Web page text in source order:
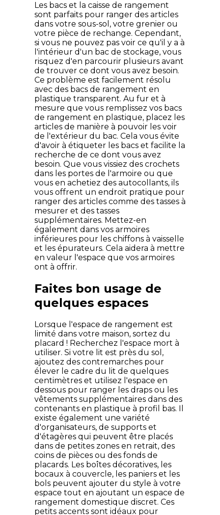
Les bacs et la caisse de rangement
sont parfaits pour ranger des articles
dans votre sous-sol, votre grenier ou
votre pièce de rechange. Cependant,
si vous ne pouvez pas voir ce qu'il y a à
l'intérieur d'un bac de stockage, vous
risquez d'en parcourir plusieurs avant
de trouver ce dont vous avez besoin.
Ce problème est facilement résolu
avec des bacs de rangement en
plastique transparent. Au fur et à
mesure que vous remplissez vos bacs
de rangement en plastique, placez les
articles de manière à pouvoir les voir
de l'extérieur du bac. Cela vous évite
d'avoir à étiqueter les bacs et facilite la
recherche de ce dont vous avez
besoin. Que vous vissiez des crochets
dans les portes de l'armoire ou que
vous en achetiez des autocollants, ils
vous offrent un endroit pratique pour
ranger des articles comme des tasses à
mesurer et des tasses
supplémentaires. Mettez-en
également dans vos armoires
inférieures pour les chiffons à vaisselle
et les épurateurs. Cela aidera à mettre
en valeur l'espace que vos armoires
ont à offrir.
Faites bon usage de
quelques espaces
Lorsque l'espace de rangement est
limité dans votre maison, sortez du
placard ! Recherchez l'espace mort à
utiliser. Si votre lit est près du sol,
ajoutez des contremarches pour
élever le cadre du lit de quelques
centimètres et utilisez l'espace en
dessous pour ranger les draps ou les
vêtements supplémentaires dans des
contenants en plastique à profil bas. Il
existe également une variété
d'organisateurs, de supports et
d'étagères qui peuvent être placés
dans de petites zones en retrait, des
coins de pièces ou des fonds de
placards. Les boîtes décoratives, les
bocaux à couvercle, les paniers et les
bols peuvent ajouter du style à votre
espace tout en ajoutant un espace de
rangement domestique discret. Ces
petits accents sont idéaux pour